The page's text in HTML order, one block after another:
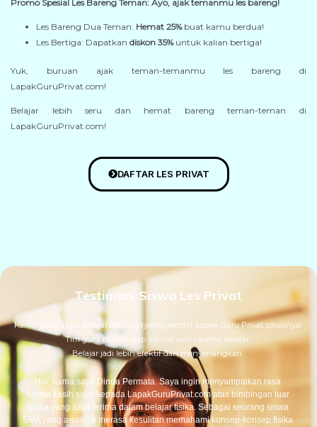
Promo Spesial Les Bareng Teman: Ayo, ajak temanmu les bareng!
Les Bareng Dua Teman: Hemat 25%buat kamu berdua!
Les Bertiga: Dapatkan diskon 35%untuk kalian bertiga!
Yuk, buruan ajak teman-temanmu les bareng di
LapakGuruPrivat.com!
Belajar lebih seru dan hemat bareng teman-teman di
LapakGuruPrivat.com!
DAFTAR LES PRIVAT
Testimoni Siswa Les Privat
Kamu yang ingin belajar sesuai gayamu sendiri, Lapak Guru Privat solusinya!
Tim guru pilihan siap memahami caramu belajar.
Belajar jadi lebih efektif dan menyenangkan.
Hai, nama saya Dinda Permata. Saya ingin menyampaikan rasa
terima kasih saya kepada LapakGuruPrivat.com atas bimbingan luar
biasa yang saya terima dalam belajar fisika. Sebagai seorang siswa
SMA yang awalnya merasa kesulitan memahami konsep-konsep fisika